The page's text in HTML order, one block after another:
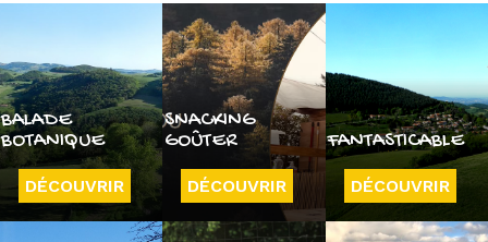
BALADE
BOTANIQUE
DÉCOUVRIR
SNACKING
GOÛTER
DÉCOUVRIR
FANTASTICABLE
DÉCOUVRIR